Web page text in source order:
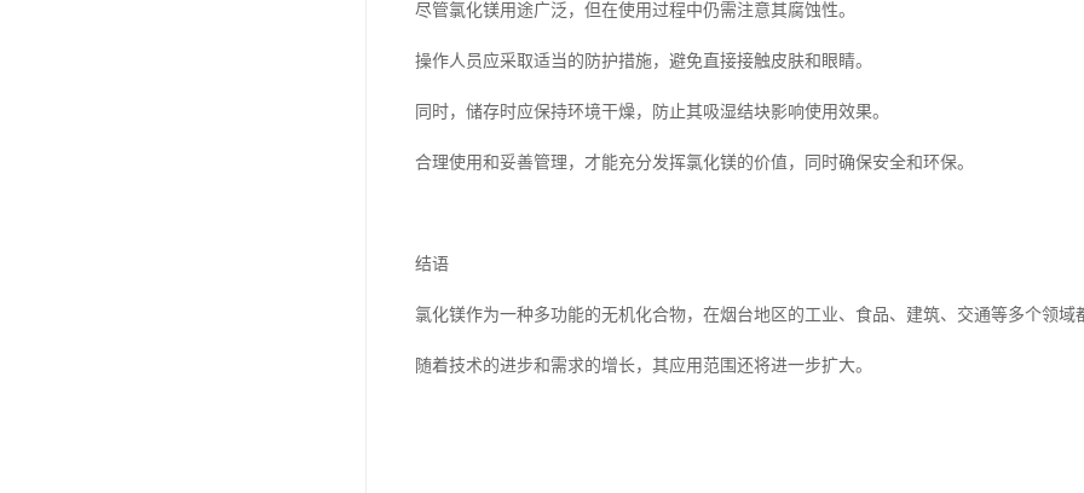
尽管氯化镁用途广泛，但在使用过程中仍需注意其腐蚀性。
操作人员应采取适当的防护措施，避免直接接触皮肤和眼睛。
同时，储存时应保持环境干燥，防止其吸湿结块影响使用效果。
合理使用和妥善管理，才能充分发挥氯化镁的价值，同时确保安全和环保。
结语
氯化镁作为一种多功能的无机化合物，在烟台地区的工业、食品、建筑、交通等多个领域
随着技术的进步和需求的增长，其应用范围还将进一步扩大。